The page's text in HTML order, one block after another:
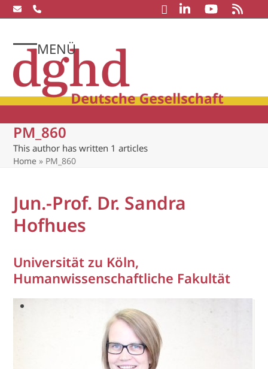
Skip
to
MENÜ
Open
mobile
menu
Close
mobile
menu
PM_860
This author has written 1 articles
Home » PM_860
Jun.-Prof. Dr. Sandra
Hofhues
Universität zu Köln,
Humanwissenschaftliche Fakultät